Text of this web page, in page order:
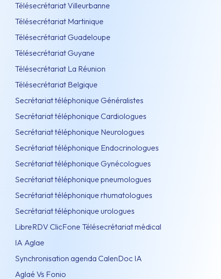
Télésecrétariat Villeurbanne
Télésecrétariat Martinique
Télésecrétariat Guadeloupe
Télésecrétariat Guyane
Télésecrétariat La Réunion
Télésecrétariat Belgique
Secrétariat téléphonique Généralistes
Secrétariat téléphonique Cardiologues
Secrétariat téléphonique Neurologues
Secrétariat téléphonique Endocrinologues
Secrétariat téléphonique Gynécologues
Secrétariat téléphonique pneumologues
Secrétariat téléphonique rhumatologues
Secrétariat téléphonique urologues
LibreRDV ClicFone Télésecrétariat médical
IA Aglae
Synchronisation agenda CalenDoc IA
Aglaé Vs Fonio